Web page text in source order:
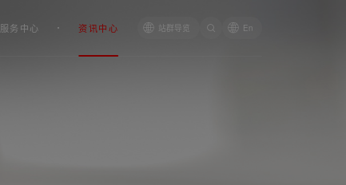
服务中心 资讯中心 站群导览 En